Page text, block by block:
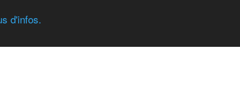
d'infos.